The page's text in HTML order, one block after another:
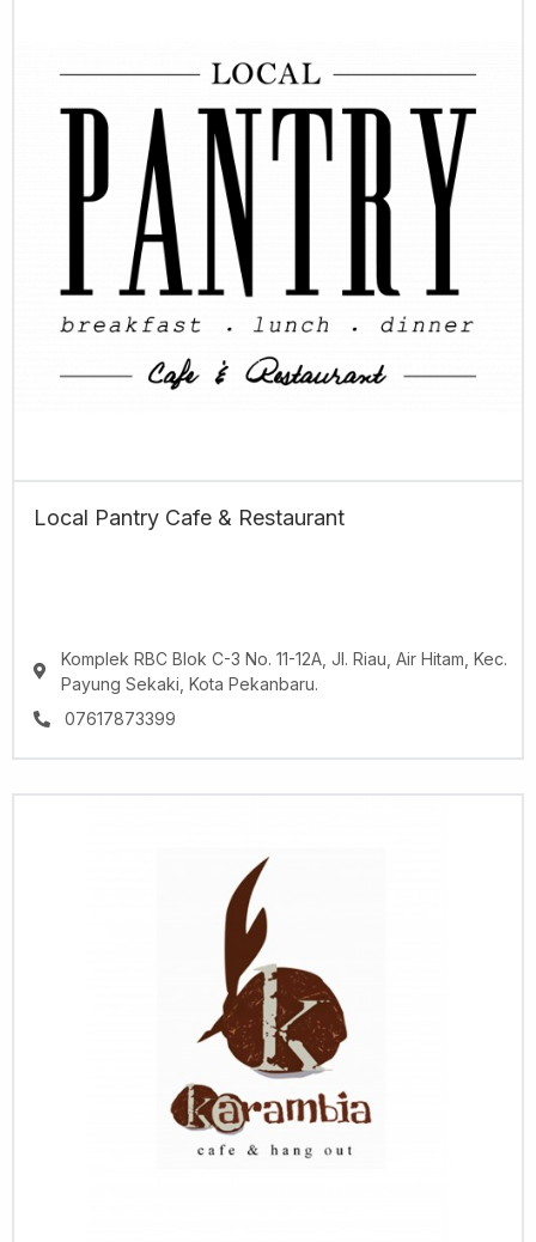
Local Pantry Cafe & Restaurant
Komplek RBC Blok C-3 No. 11-12A, Jl. Riau, Air Hitam, Kec.
Payung Sekaki, Kota Pekanbaru.
07617873399